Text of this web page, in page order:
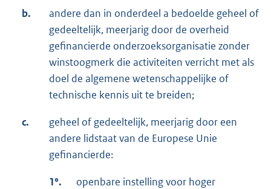
b.
andere dan in onderdeel a bedoelde geheel of
gedeeltelijk, meerjarig door de overheid
gefinancierde onderzoeksorganisatie zonder
winstoogmerk die activiteiten verricht met als
doel de algemene wetenschappelijke of
technische kennis uit te breiden;
c.
geheel of gedeeltelijk, meerjarig door een
andere lidstaat van de Europese Unie
gefinancierde:
1°.
openbare instelling voor hoger